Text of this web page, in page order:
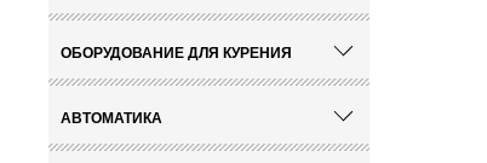
ОБОРУДОВАНИЕ ДЛЯ КУРЕНИЯ
АВТОМАТИКА